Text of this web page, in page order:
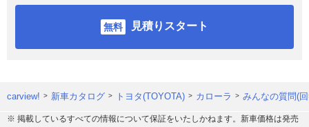
見積りスタート
carview! 新車カタログ トヨタ(TOYOTA) カローラ みんなの質問(
※ 掲載しているすべての情報について保証をいたしかねます。新車価格は発売